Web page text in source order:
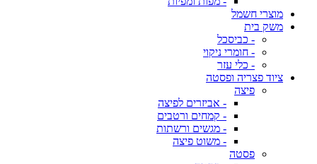
מוצרי חשמל
משק בית
- כביסכל
- חומרי ניקוי
- כלי עזר
ציוד פצריה ופסטה
פיצה
- אביזרים לפיצה
- קמחים ורטבים
- מגשים ורשתות
- משוט פיצה
פסטה